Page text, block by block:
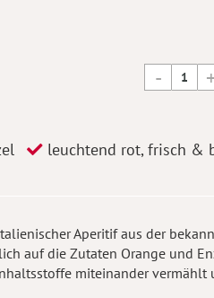
leuchtend rot, frisch &
Aperitif aus der
auf die Zutaten Orange und
miteinander